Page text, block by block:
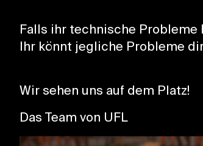
Falls ihr technische Probleme
Ihr könnt jegliche Probleme
Wir sehen uns auf dem Platz!
Das Team von UFL